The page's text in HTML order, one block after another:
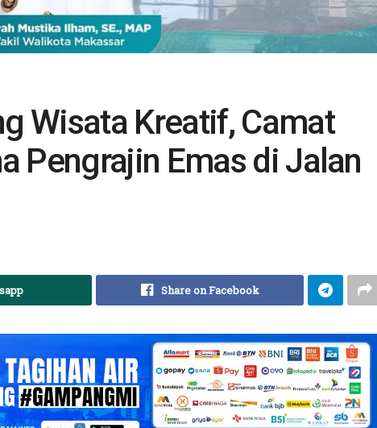
Wisata Kreatif, Camat
Pengrajin Emas di Jalan
Share on Facebook